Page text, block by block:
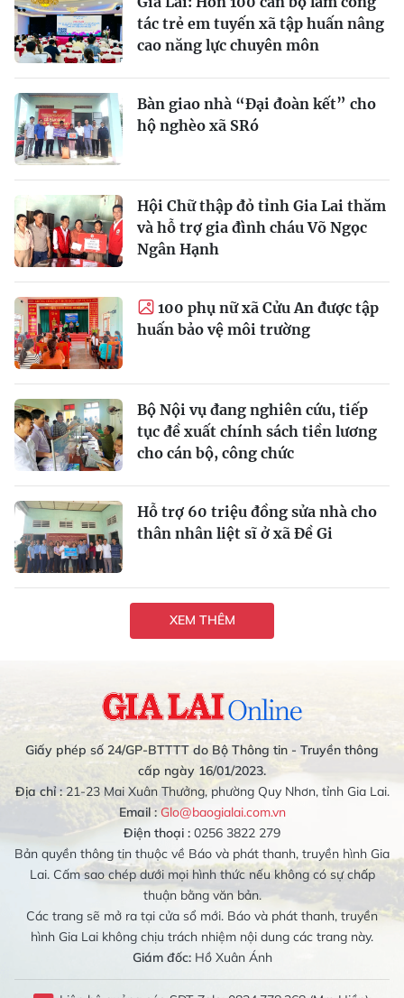
tác trẻ em tuyến xã tập huấn nâng
cao năng lực chuyên môn
Bàn giao nhà “Đại đoàn kết” cho
hộ nghèo xã SRó
Hội Chữ thập đỏ tỉnh Gia Lai thăm
và hỗ trợ gia đình cháu Võ Ngọc
Ngân Hạnh
100 phụ nữ xã Cửu An được tập
huấn bảo vệ môi trường
Bộ Nội vụ đang nghiên cứu, tiếp
tục đề xuất chính sách tiền lương
cho cán bộ, công chức
Hỗ trợ 60 triệu đồng sửa nhà cho
thân nhân liệt sĩ ở xã Đề Gi
XEM THÊM
Giấy phép số 24/GP-BTTTT do Bộ Thông tin - Truyền thông
cấp ngày 16/01/2023.
Địa chỉ :21-23 Mai Xuân Thưởng, phường Quy Nhơn, tỉnh Gia Lai.
Email : Glo@baogialai.com.vn
Điện thoại : 0256 3822 279
Bản quyền thông tin thuộc về Báo và phát thanh, truyền hình Gia
Lai. Cấm sao chép dưới mọi hình thức nếu không có sự chấp
thuận bằng văn bản.
Các trang sẽ mở ra tại cửa sổ mới. Báo và phát thanh, truyền
hình Gia Lai không chịu trách nhiệm nội dung các trang này.
Giám đốc:Hồ Xuân Ánh